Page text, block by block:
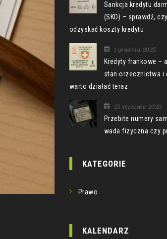
Sankcja kredytu
(SKD) – sprawdź,
odzyskać koszty kredytu
1 grudnia 2025
Kredyty frankowe –
stan orzecznictwa i
warto działać teraz
25 stycznia 2020
Przebite numery
wada fizyczna czy
KATEGORIE
Prawo
KALENDARZ